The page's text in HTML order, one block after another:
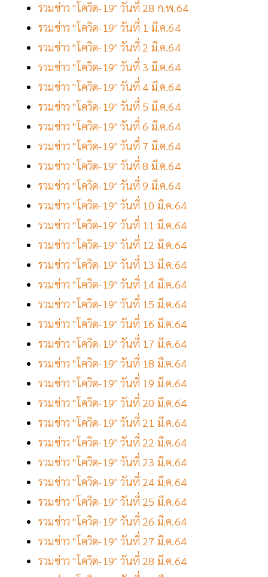
รวมข่าว "โควิด-19" วันที่ 28 ก.พ.64
รวมข่าว "โควิด-19" วันที่ 1 มี.ค.64
รวมข่าว "โควิด-19" วันที่ 2 มี.ค.64
รวมข่าว "โควิด-19" วันที่ 3 มี.ค.64
รวมข่าว "โควิด-19" วันที่ 4 มี.ค.64
รวมข่าว "โควิด-19" วันที่ 5 มี.ค.64
รวมข่าว "โควิด-19" วันที่ 6 มี.ค.64
รวมข่าว "โควิด-19" วันที่ 7 มี.ค.64
รวมข่าว "โควิด-19" วันที่ 8 มี.ค.64
รวมข่าว "โควิด-19" วันที่ 9 มี.ค.64
รวมข่าว "โควิด-19" วันที่ 10 มี.ค.64
รวมข่าว "โควิด-19" วันที่ 11 มี.ค.64
รวมข่าว "โควิด-19" วันที่ 12 มี.ค.64
รวมข่าว "โควิด-19" วันที่ 13 มี.ค.64
รวมข่าว "โควิด-19" วันที่ 14 มี.ค.64
รวมข่าว "โควิด-19" วันที่ 15 มี.ค.64
รวมข่าว "โควิด-19" วันที่ 16 มี.ค.64
รวมข่าว "โควิด-19" วันที่ 17 มี.ค.64
รวมข่าว "โควิด-19" วันที่ 18 มี.ค.64
รวมข่าว "โควิด-19" วันที่ 19 มี.ค.64
รวมข่าว "โควิด-19" วันที่ 20 มี.ค.64
รวมข่าว "โควิด-19" วันที่ 21 มี.ค.64
รวมข่าว "โควิด-19" วันที่ 22 มี.ค.64
รวมข่าว "โควิด-19" วันที่ 23 มี.ค.64
รวมข่าว "โควิด-19" วันที่ 24 มี.ค.64
รวมข่าว "โควิด-19" วันที่ 25 มี.ค.64
รวมข่าว "โควิด-19" วันที่ 26 มี.ค.64
รวมข่าว "โควิด-19" วันที่ 27 มี.ค.64
รวมข่าว "โควิด-19" วันที่ 28 มี.ค.64